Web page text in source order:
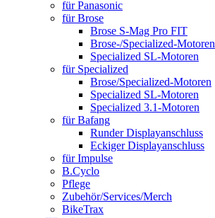
für Panasonic
für Brose
Brose S-Mag Pro FIT
Brose-/Specialized-Motoren
Specialized SL-Motoren
für Specialized
Brose/Specialized-Motoren
Specialized SL-Motoren
Specialized 3.1-Motoren
für Bafang
Runder Displayanschluss
Eckiger Displayanschluss
für Impulse
B.Cyclo
Pflege
Zubehör/Services/Merch
BikeTrax